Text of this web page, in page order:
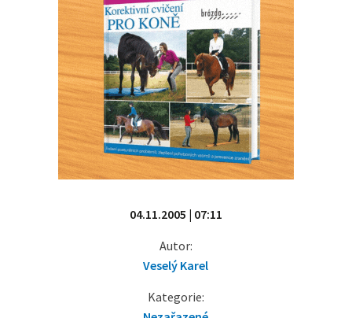
04.11.2005 | 07:11
Autor:
Veselý Karel
Kategorie: